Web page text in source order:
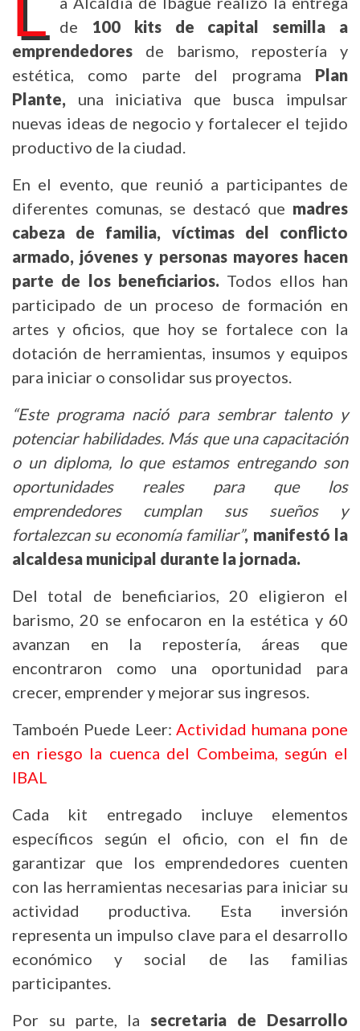
de 100 kits de capital semilla a
emprendedores de barismo, repostería y
estética, como parte del programa Plan
Plante, una iniciativa que busca impulsar
nuevas ideas de negocio y fortalecer el tejido
productivo de la ciudad.
En el evento, que reunió a participantes de
diferentes comunas, se destacó que madres
cabeza de familia, víctimas del conflicto
armado, jóvenes y personas mayores hacen
parte de los beneficiarios. Todos ellos han
participado de un proceso de formación en
artes y oficios, que hoy se fortalece con la
dotación de herramientas, insumos y equipos
para iniciar o consolidar sus proyectos.
“Este programa nació para sembrar talento y
potenciar habilidades. Más que una capacitación
o un diploma, lo que estamos entregando son
oportunidades reales para que los
emprendedores cumplan sus sueños y
fortalezcan su economía familiar”, manifestó la
alcaldesa municipal durante la jornada.
Del total de beneficiarios, 20 eligieron el
barismo, 20 se enfocaron en la estética y 60
avanzan en la repostería, áreas que
encontraron como una oportunidad para
crecer, emprender y mejorar sus ingresos.
Tamboén Puede Leer:Actividad humana pone
en riesgo la cuenca del Combeima, según el
IBAL
Cada kit entregado incluye elementos
específicos según el oficio, con el fin de
garantizar que los emprendedores cuenten
con las herramientas necesarias para iniciar su
actividad productiva. Esta inversión
representa un impulso clave para el desarrollo
económico y social de las familias
participantes.
Por su parte, la secretaria de Desarrollo